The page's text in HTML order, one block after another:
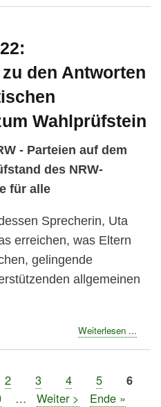
Recht
den Antworten
Wahlprüfstein
- Parteien auf dem
des NRW-
für alle
Sprecherin, Uta
erreichen, was Eltern
gelingende
allgemeinen
Weiterlesen ...
Seite
2 Seite
3 Seite
4 Seite
5 Seite
6
…
Nächste
Weiter >
Letzte
Ende »